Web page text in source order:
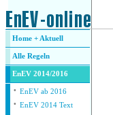
Home + Aktuell
Alle Regeln
EnEV 2014/2016
· EnEV ab 2016
· EnEV 2014 Text